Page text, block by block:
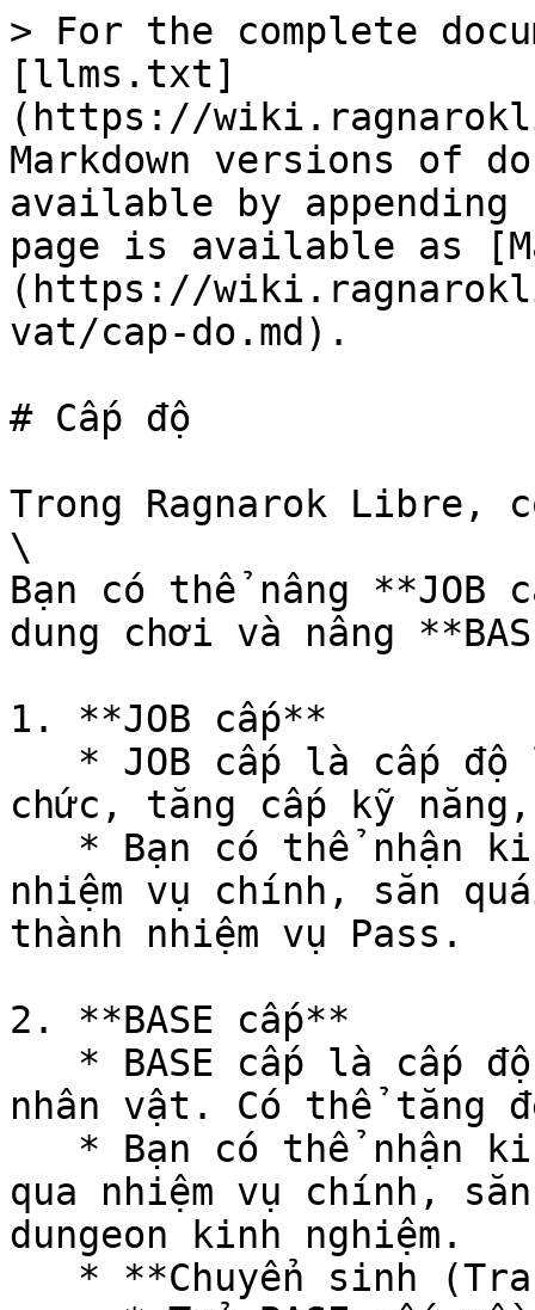
> For the complete
[llms.txt]
(https://
Markdown versions of
available by
page is available as
(https://
vat/cap-do.md).
# Cấp độ
Trong Ragnarok
\
Bạn có thể nâng **JOB
dung chơi và nâng
1. **JOB cấp**
chức, tăng cấp kỹ
nhiệm vụ chính, săn
thành nhiệm vụ Pass.
2. **BASE cấp**
nhân vật. Có thể tăng
qua nhiệm vụ chính,
dungeon kinh nghiệm.